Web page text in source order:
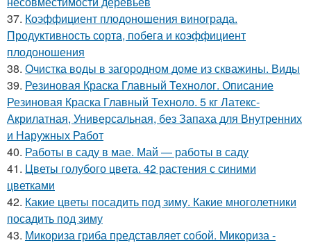
37. Коэффициент плодоношения винограда.
Продуктивность сорта, побега и коэффициент
плодоношения
38. Очистка воды в загородном доме из скважины. Виды
39. Резиновая Краска Главный Технолог. Описание
Резиновая Краска Главный Техноло. 5 кг Латекс-
Акрилатная, Универсальная, без Запаха для Внутренних
и Наружных Работ
40. Работы в саду в мае. Май — работы в саду
41. Цветы голубого цвета. 42 растения с синими
цветками
42. Какие цветы посадить под зиму. Какие многолетники
посадить под зиму
43. Микориза гриба представляет собой. Микориза -